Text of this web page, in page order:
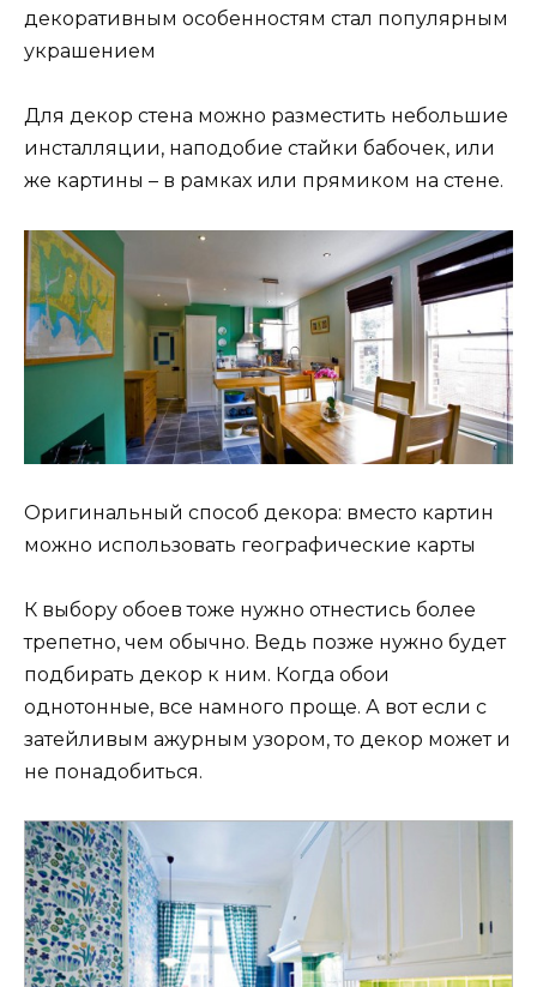
декоративным особенностям стал популярным
украшением
Для декор стена можно разместить небольшие
инсталляции, наподобие стайки бабочек, или
же картины – в рамках или прямиком на стене.
Оригинальный способ декора: вместо картин
можно использовать географические карты
К выбору обоев тоже нужно отнестись более
трепетно, чем обычно. Ведь позже нужно будет
подбирать декор к ним. Когда обои
однотонные, все намного проще. А вот если с
затейливым ажурным узором, то декор может и
не понадобиться.